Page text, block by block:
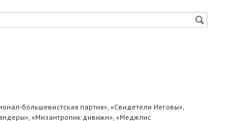
большевистская партия», «Свидетели Иеговы»,
«Мизантропик дивижн», «Меджлис